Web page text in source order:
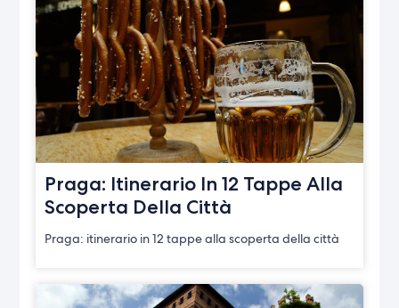
Praga: Itinerario In 12 Tappe Alla
Scoperta Della Città
Praga: itinerario in 12 tappe alla scoperta della città